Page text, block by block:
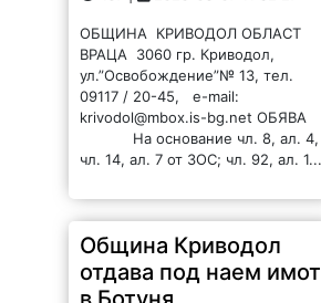
ВРАЦА 3060 гр. Криводол,
ул.”Освобождение”№ 13, тел.
09117 / 20-45, e-mail:
krivodol@mbox.is-bg.net ОБЯВА
На основание чл. 8, ал. 4,
чл. 14, ал. 7 от ЗОС; чл. 92, ал. 1...
Община Криводол
отдава под наем имот
в Ботуня